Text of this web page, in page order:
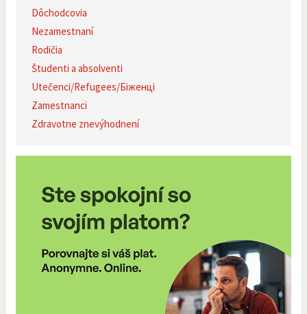
Dôchodcovia
Nezamestnaní
Rodičia
Študenti a absolventi
Utečenci/Refugees/Біженці
Zamestnanci
Zdravotne znevýhodnení